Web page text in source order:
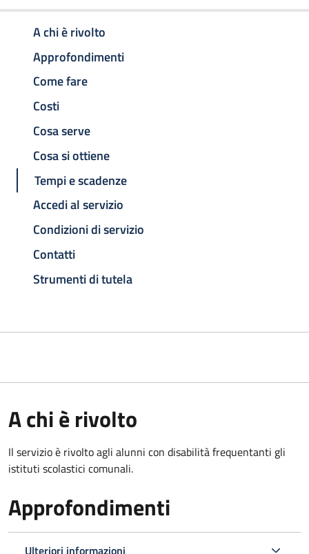
A chi è rivolto
Approfondimenti
Come fare
Costi
Cosa serve
Cosa si ottiene
Tempi e scadenze
Accedi al servizio
Condizioni di servizio
Contatti
Strumenti di tutela
A chi è rivolto
Il servizio è rivolto agli alunni con disabilità frequentanti gli
istituti scolastici comunali.
Approfondimenti
Ulteriori informazioni